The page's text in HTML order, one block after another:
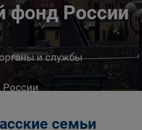
фонд России
и службы
семьи